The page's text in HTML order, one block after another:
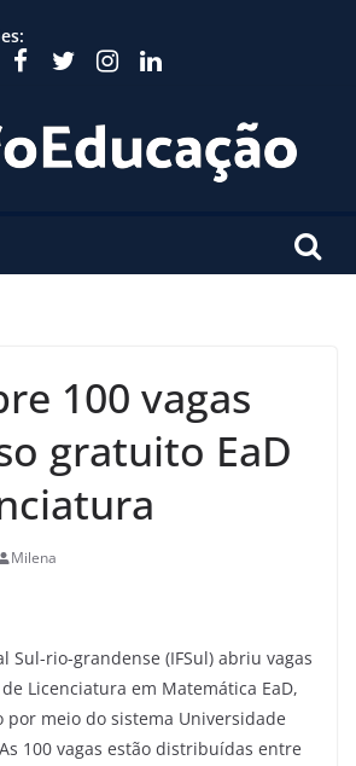
100 vagas
gratuito EaD
Milena
Sul-rio-grandense (IFSul) abriu vagas
Licenciatura em Matemática EaD,
por meio do sistema Universidade
100 vagas estão distribuídas entre